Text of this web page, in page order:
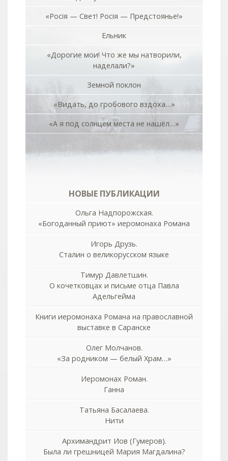
«Росiя — Свет! Росiя — Предстоянье!»
Ельник
«Дорогие мои! Что же мы натворили,
наделали?»
Земной поклон
«Видать, до гробового вздоха…»
«А я под солнцем места не нашёл…»
НОВЫЕ ПУБЛИКАЦИИ
Ольга Надпорожская.
«Богоданный приют» иеромонаха Романа
Игорь Друзь.
Сталин о великорусском языке
Тимур Давлетшин.
О кочетковцах и письме отца Павла
Адельгейма
Книги иеромонаха Романа на православной
выставке в Саранске
Олег Молчанов.
«За родником — белый Храм…»
Иеромонах Роман.
Ганна
Татьяна Басалаева.
Нити
Архимандрит Иов (Гумеров).
Была ли грешницей Мария Магдалина?